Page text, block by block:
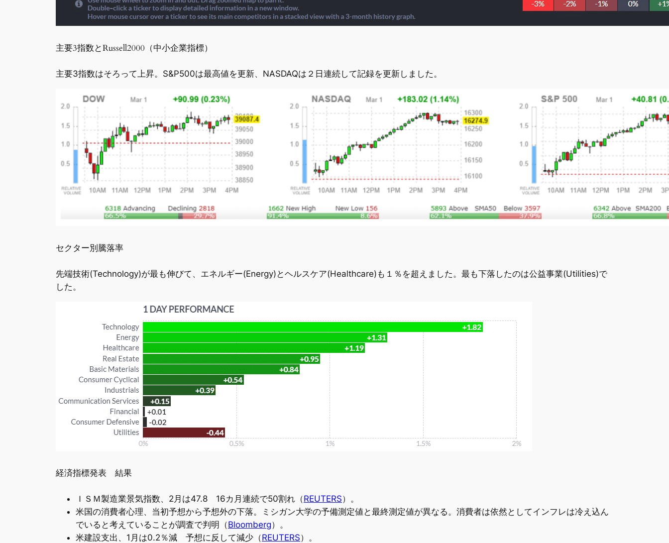
主要3指数とRussell2000（中小企業指標）
主要3指数はそろって上昇。S&P500は最高値を更新、NASDAQは２日連続して記録を更新しました。
セクター別騰落率
先端技術(Technology)が最も伸びて、エネルギー(Energy)とヘルスケア(Healthcare)も１％を超えました。最も下落したのは公益事業(Utilities)で
した。
経済指標発表 結果
ＩＳＭ製造業景気指数、2月は47.8 16カ月連続で50割れ（REUTERS）。
米国の消費者心理、当初予想から予想外の下落。ミシガン大学の予備測定値と最終測定値が異なる。消費者は依然としてインフレは冷え込ん
でいると考えていることが調査で判明（Bloomberg）。
米建設支出、1月は0.2％減 予想に反して減少（REUTERS）。